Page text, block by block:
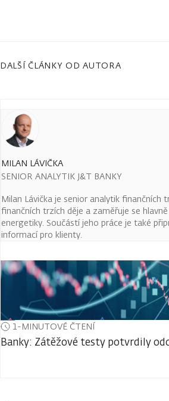
DALŠÍ ČLÁNKY OD AUTORA
MILAN LÁVIČKA
SENIOR ANALYTIK J&T BANKY
Milan Lávička je senior analytik finančních
finančních trzích děje a zaměřuje se
energetiky. Součástí jeho práce je také
informací pro klienty.
1-MINUTOVÉ ČTENÍ
Banky: Zátěžové testy potvrdily